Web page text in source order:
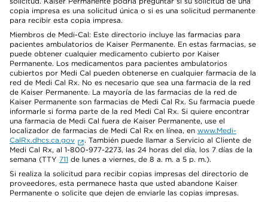
copia impresa es una solicitud única o si es una solicitud permanente
para recibir esta copia impresa.
Miembros de Medi-Cal: Este directorio incluye las farmacias para
pacientes ambulatorios de Kaiser Permanente. En estas farmacias, se
puede obtener cualquier medicamento cubierto por Kaiser
Permanente. Los medicamentos para pacientes ambulatorios
cubiertos por Medi Cal pueden obtenerse en cualquier farmacia de la
red de Medi Cal Rx. No es necesario que sea una farmacia de la red
de Kaiser Permanente. La mayoría de las farmacias de la red de
Kaiser Permanente son farmacias de Medi Cal Rx. Su farmacia puede
informarle si forma parte de la red Medi Cal Rx. Si quiere encontrar
una farmacia de Medi Cal fuera de Kaiser Permanente, use el
localizador de farmacias de Medi Cal Rx en línea, en www.Medi-
CalRx.dhcs.ca.gov
. También puede llamar a Servicio al Cliente de
Medi Cal Rx, al 1-800-977-2273, las 24 horas del día, los 7 días de la
semana (TTY 711 de lunes a viernes, de 8 a. m. a 5 p. m.).
Si realiza la solicitud para recibir copias impresas del directorio de
proveedores, esta permanece hasta que usted abandone Kaiser
Permanente o solicite que dejen de enviarle las copias impresas.